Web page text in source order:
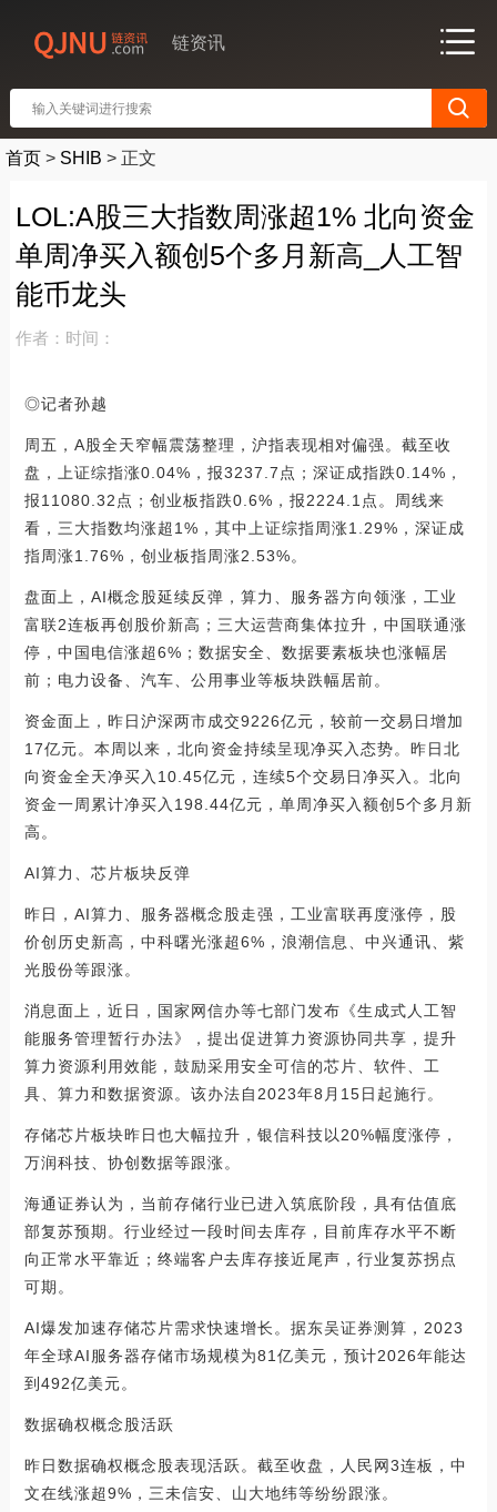
链资讯
首页 > SHIB > 正文
LOL:A股三大指数周涨超1% 北向资金
单周净买入额创5个多月新高_人工智
能币龙头
作者： 时间：
◎记者孙越
周五，A股全天窄幅震荡整理，沪指表现相对偏强。截至收
盘，上证综指涨0.04%，报3237.7点；深证成指跌0.14%，
报11080.32点；创业板指跌0.6%，报2224.1点。周线来
看，三大指数均涨超1%，其中上证综指周涨1.29%，深证成
指周涨1.76%，创业板指周涨2.53%。
盘面上，AI概念股延续反弹，算力、服务器方向领涨，工业
富联2连板再创股价新高；三大运营商集体拉升，中国联通涨
停，中国电信涨超6%；数据安全、数据要素板块也涨幅居
前；电力设备、汽车、公用事业等板块跌幅居前。
资金面上，昨日沪深两市成交9226亿元，较前一交易日增加
17亿元。本周以来，北向资金持续呈现净买入态势。昨日北
向资金全天净买入10.45亿元，连续5个交易日净买入。北向
资金一周累计净买入198.44亿元，单周净买入额创5个多月新
高。
AI算力、芯片板块反弹
昨日，AI算力、服务器概念股走强，工业富联再度涨停，股
价创历史新高，中科曙光涨超6%，浪潮信息、中兴通讯、紫
光股份等跟涨。
消息面上，近日，国家网信办等七部门发布《生成式人工智
能服务管理暂行办法》，提出促进算力资源协同共享，提升
算力资源利用效能，鼓励采用安全可信的芯片、软件、工
具、算力和数据资源。该办法自2023年8月15日起施行。
存储芯片板块昨日也大幅拉升，银信科技以20%幅度涨停，
万润科技、协创数据等跟涨。
海通证券认为，当前存储行业已进入筑底阶段，具有估值底
部复苏预期。行业经过一段时间去库存，目前库存水平不断
向正常水平靠近；终端客户去库存接近尾声，行业复苏拐点
可期。
AI爆发加速存储芯片需求快速增长。据东吴证券测算，2023
年全球AI服务器存储市场规模为81亿美元，预计2026年能达
到492亿美元。
数据确权概念股活跃
昨日数据确权概念股表现活跃。截至收盘，人民网3连板，中
文在线涨超9%，三未信安、山大地纬等纷纷跟涨。